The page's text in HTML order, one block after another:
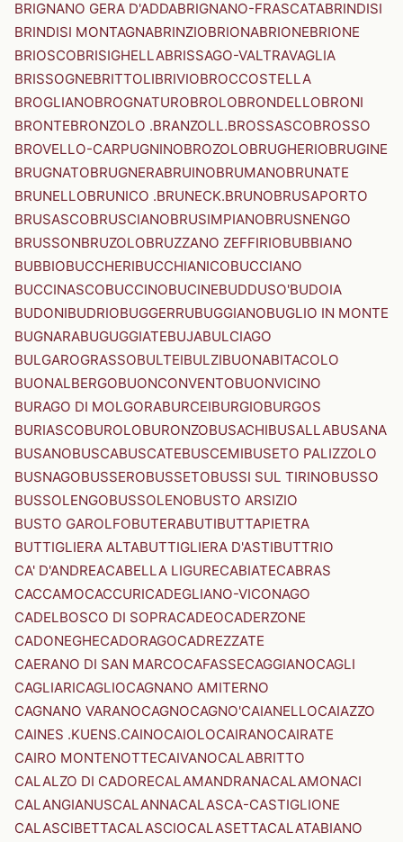
BRIGNANO GERA D'ADDABRIGNANO-FRASCATABRINDISI
BRINDISI MONTAGNABRINZIOBRIONABRIONEBRIONE
BRIOSCOBRISIGHELLABRISSAGO-VALTRAVAGLIA
BRISSOGNEBRITTOLIBRIVIOBROCCOSTELLA
BROGLIANOBROGNATUROBROLOBRONDELLOBRONI
BRONTEBRONZOLO .BRANZOLL.BROSSASCOBROSSO
BROVELLO-CARPUGNINOBROZOLOBRUGHERIOBRUGINE
BRUGNATOBRUGNERABRUINOBRUMANOBRUNATE
BRUNELLOBRUNICO .BRUNECK.BRUNOBRUSAPORTO
BRUSASCOBRUSCIANOBRUSIMPIANOBRUSNENGO
BRUSSONBRUZOLOBRUZZANO ZEFFIRIOBUBBIANO
BUBBIOBUCCHERIBUCCHIANICOBUCCIANO
BUCCINASCOBUCCINOBUCINEBUDDUSO'BUDOIA
BUDONIBUDRIOBUGGERRUBUGGIANOBUGLIO IN MONTE
BUGNARABUGUGGIATEBUJABULCIAGO
BULGAROGRASSOBULTEIBULZIBUONABITACOLO
BUONALBERGOBUONCONVENTOBUONVICINO
BURAGO DI MOLGORABURCEIBURGIOBURGOS
BURIASCOBUROLOBURONZOBUSACHIBUSALLABUSANA
BUSANOBUSCABUSCATEBUSCEMIBUSETO PALIZZOLO
BUSNAGOBUSSEROBUSSETOBUSSI SUL TIRINOBUSSO
BUSSOLENGOBUSSOLENOBUSTO ARSIZIO
BUSTO GAROLFOBUTERABUTIBUTTAPIETRA
BUTTIGLIERA ALTABUTTIGLIERA D'ASTIBUTTRIO
CA' D'ANDREACABELLA LIGURECABIATECABRAS
CACCAMOCACCURICADEGLIANO-VICONAGO
CADELBOSCO DI SOPRACADEOCADERZONE
CADONEGHECADORAGOCADREZZATE
CAERANO DI SAN MARCOCAFASSECAGGIANOCAGLI
CAGLIARICAGLIOCAGNANO AMITERNO
CAGNANO VARANOCAGNOCAGNO'CAIANELLOCAIAZZO
CAINES .KUENS.CAINOCAIOLOCAIRANOCAIRATE
CAIRO MONTENOTTECAIVANOCALABRITTO
CALALZO DI CADORECALAMANDRANACALAMONACI
CALANGIANUSCALANNACALASCA-CASTIGLIONE
CALASCIBETTACALASCIOCALASETTACALATABIANO